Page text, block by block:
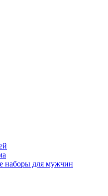
для мужчин